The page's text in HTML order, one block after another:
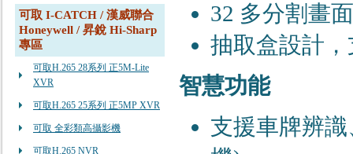
可取 I-CATCH / 漢威聯合
Honeywell / 昇銳 Hi-Sharp
專區
可取H.265 28系列 正5M-Lite
XVR
可取H.265 25系列 正5MP XVR
可取 全彩類高攝影機
可取H.265 NVR
32 多分割畫
抽取盒設計
智慧功能
⽀援⾞牌辨